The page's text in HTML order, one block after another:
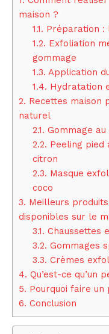
maison ?
1.1. Préparation :
1.2. Exfoliation
gommage
1.3. Application
1.4. Hydratation
2. Recettes maison
naturel
2.1. Gommage au
2.2. Peeling pied
citron
2.3. Masque
coco
3. Meilleurs
disponibles sur le
3.1. Chaussettes
3.2. Gommages
3.3. Crèmes
4. Qu’est-ce qu’un
5. Pourquoi faire un
6. Conclusion